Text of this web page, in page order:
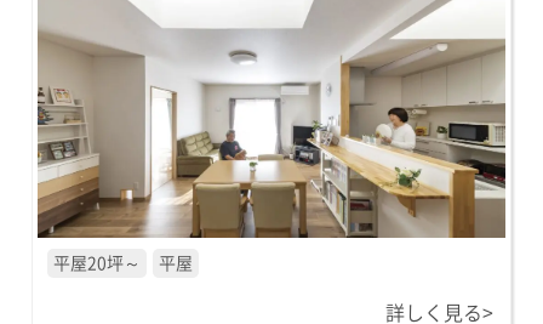
平屋20坪～ 平屋
詳しく見る>